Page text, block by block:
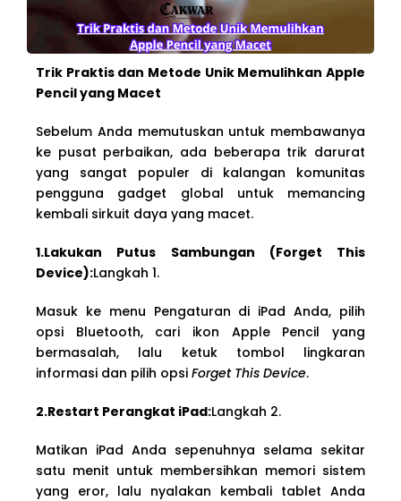
Trik Praktis dan Metode Unik Memulihkan Apple
Pencil yang Macet
Sebelum Anda memutuskan untuk membawanya
ke pusat perbaikan, ada beberapa trik darurat
yang sangat populer di kalangan komunitas
pengguna gadget global untuk memancing
kembali sirkuit daya yang macet.
1.Lakukan Putus Sambungan (Forget This
Device):Langkah 1.
Masuk ke menu Pengaturan di iPad Anda, pilih
opsi Bluetooth, cari ikon Apple Pencil yang
bermasalah, lalu ketuk tombol lingkaran
informasi dan pilih opsi Forget This Device.
2.Restart Perangkat iPad:Langkah 2.
Matikan iPad Anda sepenuhnya selama sekitar
satu menit untuk membersihkan memori sistem
yang eror, lalu nyalakan kembali tablet Anda